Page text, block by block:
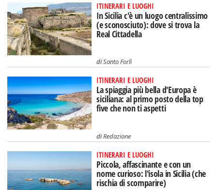
ITINERARI E LUOGHI
In Sicilia c'è un luogo centralissimo
(e sconosciuto): dove si trova la
Real Cittadella
diSanto Forlì
ITINERARI E LUOGHI
La spiaggia più bella d'Europa è
siciliana: al primo posto della top
five che non ti aspetti
diRedazione
ITINERARI E LUOGHI
Piccola, affascinante e con un
nome curioso: l'isola in Sicilia (che
rischia di scomparire)